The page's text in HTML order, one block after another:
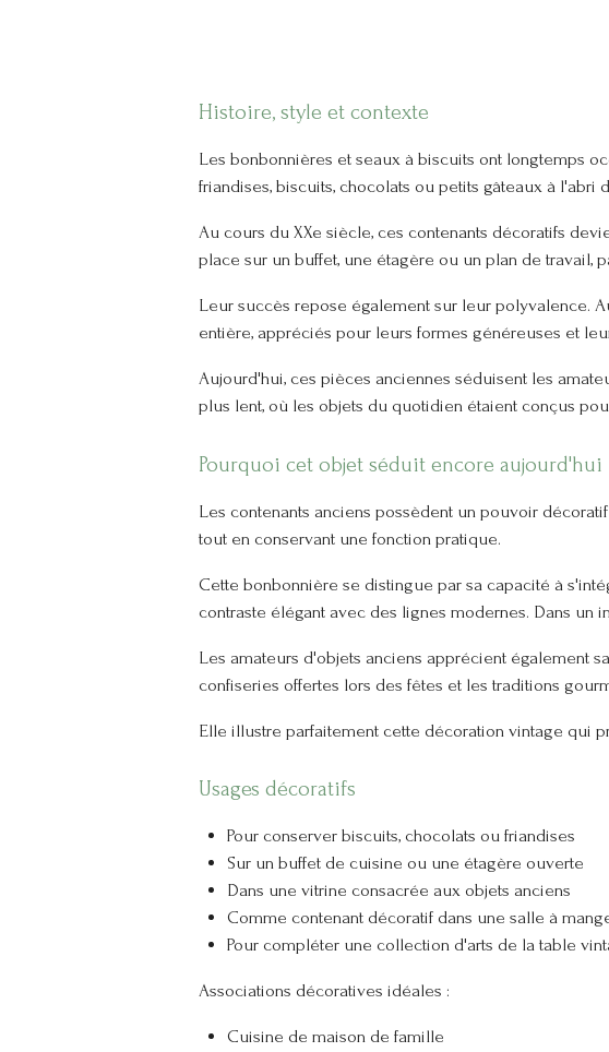
Histoire, style et contexte
Les bonbonnières et seaux à biscuits ont longtemps
friandises, biscuits, chocolats ou petits gâteaux à
Au cours du XXe siècle, ces contenants décoratifs
place sur un buffet, une étagère ou un plan de travail,
Leur succès repose également sur leur polyvalence.
entière, appréciés pour leurs formes généreuses et
Aujourd'hui, ces pièces anciennes séduisent les
plus lent, où les objets du quotidien étaient conçus
Pourquoi cet objet séduit encore aujourd'hui
Les contenants anciens possèdent un pouvoir
tout en conservant une fonction pratique.
Cette bonbonnière se distingue par sa capacité à
contraste élégant avec des lignes modernes. Dans
Les amateurs d'objets anciens apprécient également
confiseries offertes lors des fêtes et les traditions
Elle illustre parfaitement cette décoration vintage qui
Usages décoratifs
Pour conserver biscuits, chocolats ou friandises
Sur un buffet de cuisine ou une étagère ouverte
Dans une vitrine consacrée aux objets anciens
Comme contenant décoratif dans une salle à
Pour compléter une collection d'arts de la table
Associations décoratives idéales :
Cuisine de maison de famille